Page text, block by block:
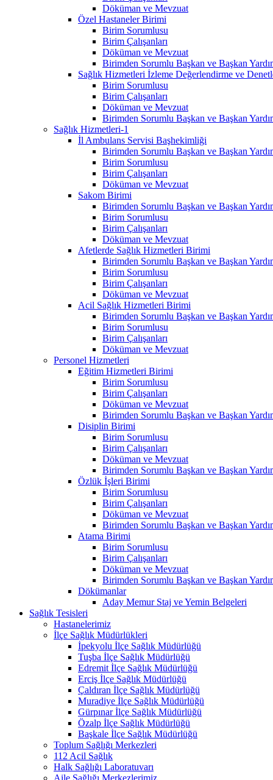
Döküman ve Mevzuat
Özel Hastaneler Birimi
Birim Sorumlusu
Birim Çalışanları
Döküman ve Mevzuat
Birimden Sorumlu Başkan ve Başkan
Sağlık Hizmetleri İzleme Değerlendirme ve
Birim Sorumlusu
Birim Çalışanları
Döküman ve Mevzuat
Birimden Sorumlu Başkan ve Başkan
Sağlık Hizmetleri-1
İl Ambulans Servisi Başhekimliği
Birimden Sorumlu Başkan ve Başkan
Birim Sorumlusu
Birim Çalışanları
Döküman ve Mevzuat
Sakom Birimi
Birimden Sorumlu Başkan ve Başkan
Birim Sorumlusu
Birim Çalışanları
Döküman ve Mevzuat
Afetlerde Sağlık Hizmetleri Birimi
Birimden Sorumlu Başkan ve Başkan
Birim Sorumlusu
Birim Çalışanları
Döküman ve Mevzuat
Acil Sağlık Hizmetleri Birimi
Birimden Sorumlu Başkan ve Başkan
Birim Sorumlusu
Birim Çalışanları
Döküman ve Mevzuat
Personel Hizmetleri
Eğitim Hizmetleri Birimi
Birim Sorumlusu
Birim Çalışanları
Döküman ve Mevzuat
Birimden Sorumlu Başkan ve Başkan
Disiplin Birimi
Birim Sorumlusu
Birim Çalışanları
Döküman ve Mevzuat
Birimden Sorumlu Başkan ve Başkan
Özlük İşleri Birimi
Birim Sorumlusu
Birim Çalışanları
Döküman ve Mevzuat
Birimden Sorumlu Başkan ve Başkan
Atama Birimi
Birim Sorumlusu
Birim Çalışanları
Döküman ve Mevzuat
Birimden Sorumlu Başkan ve Başkan
Dökümanlar
Aday Memur Staj ve Yemin Belgeleri
Sağlık Tesisleri
Hastanelerimiz
İlçe Sağlık Müdürlükleri
İpekyolu İlçe Sağlık Müdürlüğü
Tuşba İlçe Sağlık Müdürlüğü
Edremit İlçe Sağlık Müdürlüğü
Erciş İlçe Sağlık Müdürlüğü
Çaldıran İlçe Sağlık Müdürlüğü
Muradiye İlçe Sağlık Müdürlüğü
Gürpınar İlçe Sağlık Müdürlüğü
Özalp İlçe Sağlık Müdürlüğü
Başkale İlçe Sağlık Müdürlüğü
Toplum Sağlığı Merkezleri
112 Acil Sağlık
Halk Sağlığı Laboratuvarı
Aile Sağlığı Merkezlerimiz